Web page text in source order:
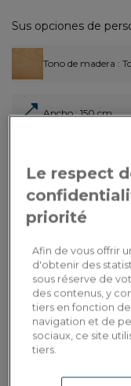
Sus opciones de
Tono de madera :
Ancho: 150 cm
Dont 1,75€
francés
español.
Entrega a
Calcular mis
Le respect
priorité
Afin de vous offrir
d'obtenir des
sous réserve de
des contenus, y
tiers en fonction
navigation et de
sociaux, ce site
tiers.